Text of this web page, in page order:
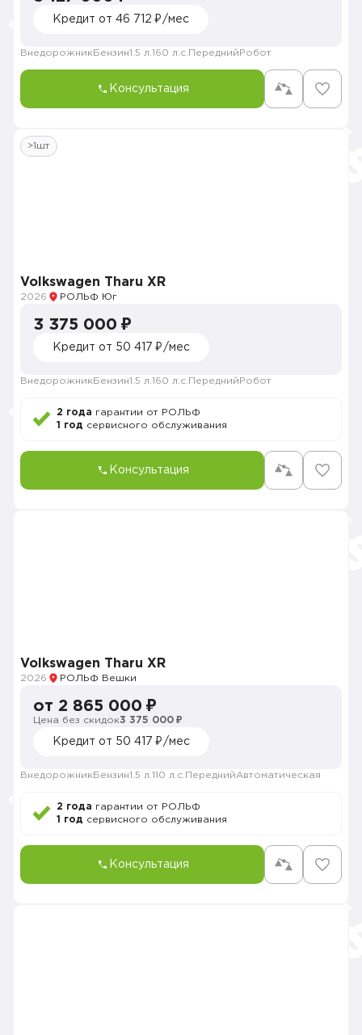
Кредит от 46 712 ₽/мес
Внедорожник Бензин1.5 л. 160 л.с. Передний Робот
Консультация
>1шт
Volkswagen Tharu XR
2026 РОЛЬФ Юг
3 375 000 ₽
Кредит от 50 417 ₽/мес
Внедорожник Бензин1.5 л. 160 л.с. Передний Робот
2 года гарантии от РОЛЬФ
1 год сервисного обслуживания
Консультация
Volkswagen Tharu XR
2026 РОЛЬФ Вешки
от 2 865 000 ₽
Цена без скидок3 375 000 ₽
Кредит от 50 417 ₽/мес
Внедорожник Бензин1.5 л. 110 л.с. ПереднийАвтоматическая
2 года гарантии от РОЛЬФ
1 год сервисного обслуживания
Консультация